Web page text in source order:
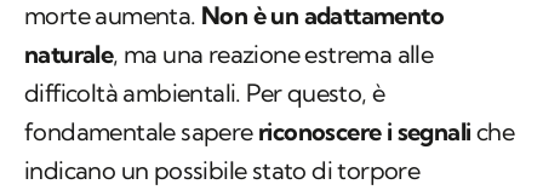
morte aumenta. Non è un adattamento
naturale, ma una reazione estrema alle
difficoltà ambientali. Per questo, è
fondamentale sapere riconoscere i segnali che
indicano un possibile stato di torpore